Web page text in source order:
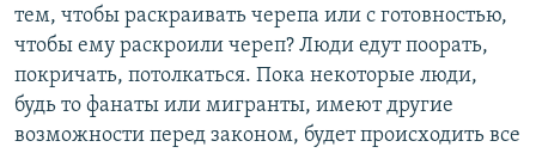
тем, чтобы раскраивать черепа или с готовностью,
чтобы ему раскроили череп? Люди едут поорать,
покричать, потолкаться. Пока некоторые люди,
будь то фанаты или мигранты, имеют другие
возможности перед законом, будет происходить все